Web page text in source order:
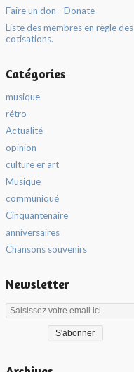
Faire un don - Donate
Liste des membres en règle des
cotisations.
Catégories
musique
rétro
Actualité
opinion
culture er art
Musique
communiqué
Cinquantenaire
anniversaires
Chansons souvenirs
Newsletter